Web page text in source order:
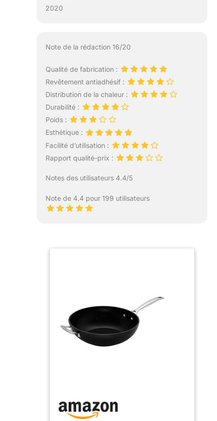
2020
Note de la rédaction 16/20
Qualité de fabrication :
Revêtement antiadhésif :
Distribution de la chaleur :
Durabilité :
Poids :
Esthétique :
Facilité d’utilisation :
Rapport qualité-prix :
Notes des utilisateurs 4.4/5
Note de 4.4 pour 199 utilisateurs